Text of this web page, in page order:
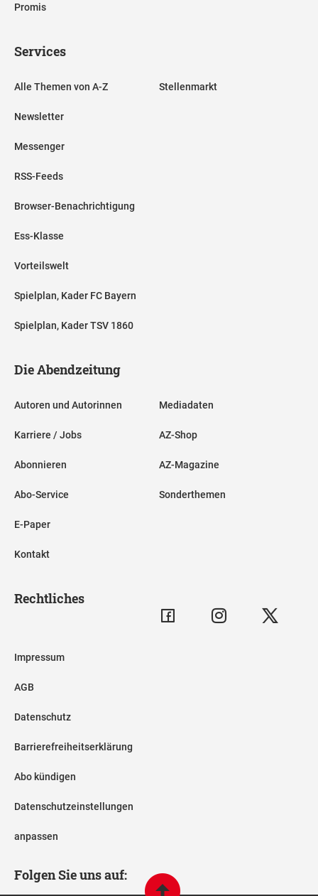
Promis
Services
Alle Themen von A-Z
Newsletter
Messenger
RSS-Feeds
Browser-Benachrichtigung
Ess-Klasse
Vorteilswelt
Spielplan, Kader FC Bayern
Spielplan, Kader TSV 1860
Stellenmarkt
Die Abendzeitung
Autoren und Autorinnen
Karriere / Jobs
Abonnieren
Abo-Service
E-Paper
Kontakt
Mediadaten
AZ-Shop
AZ-Magazine
Sonderthemen
Rechtliches
Impressum
AGB
Datenschutz
Barrierefreiheitserklärung
Abo kündigen
Datenschutzeinstellungen
anpassen
Folgen Sie uns auf: